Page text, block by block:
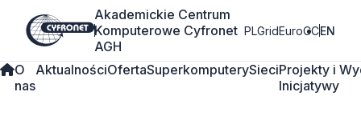
Akademickie Centrum
Komputerowe Cyfronet
AGH
PLGridEuroCCEN
O
nas
AktualnościOfertaSuperkomputerySieciProjekty i
Inicjatywy